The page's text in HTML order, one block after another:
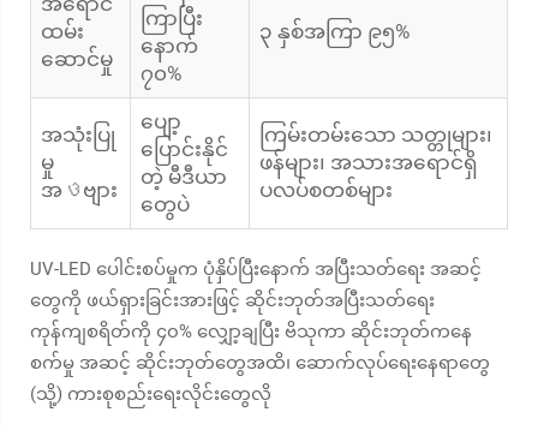
ထမ်း
ဆောင်မှု
ကြာပြီး
နောက်
၇၀%
၃ နှစ်အကြာ ၉၅%
အသုံးပြု
မှု
အওဗျား
ပျော့
ပြောင်းနိုင်
တဲ့ မီဒီယာ
တွေပဲ
ကြမ်းတမ်းသော သတ္တုများ၊
ဖန်များ၊ အသားအရောင်ရှိ
ပလပ်စတစ်များ
UV-LED ပေါင်းစပ်မှုက ပုံနှိပ်ပြီးနောက် အပြီးသတ်ရေး အဆင့်
တွေကို ဖယ်ရှားခြင်းအားဖြင့် ဆိုင်းဘုတ်အပြီးသတ်ရေး
ကုန်ကျစရိတ်ကို ၄၀% လျှော့ချပြီး ဗိသုကာ ဆိုင်းဘုတ်ကနေ
စက်မှု အဆင့် ဆိုင်းဘုတ်တွေအထိ၊ ဆောက်လုပ်ရေးနေရာတွေ
(သို့) ကားစုစည်းရေးလိုင်းတွေလို